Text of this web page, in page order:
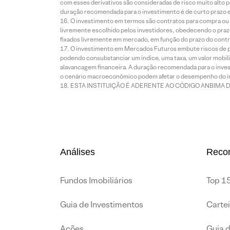
com esses derivativos são consideradas de risco muito alto
duração recomendada para o investimento é de curto
O investimento em termos são contratos para compra
livremente escolhido pelos investidores, obedecendo o
fixados livremente em mercado, em função do prazo do
O investimento em Mercados Futuros embute riscos
podendo consubstanciar um índice, uma taxa, um valor
alavancagem financeira. A duração recomendada para o
o cenário macroeconômico podem afetar o desempenho do
ESTA INSTITUIÇÃO É ADERENTE AO CÓDIGO ANBIMA
Análises
Fundos Imobiliários
Guia de Investimentos
Top